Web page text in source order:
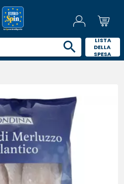
LISTA
DELLA
SPESA